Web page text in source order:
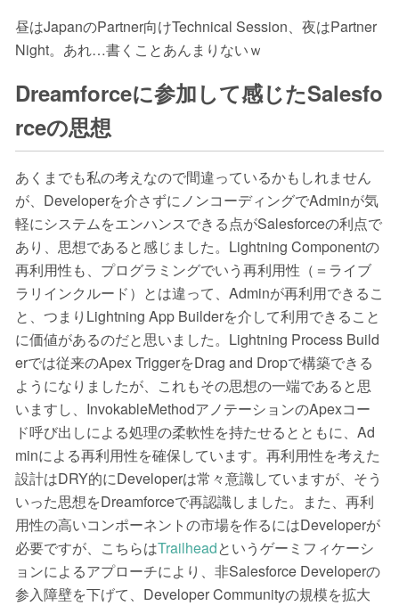
昼はJapanのPartner向けTechnical Session、夜はPartner
Night。あれ…書くことあんまりないｗ
Dreamforceに参加して感じたSalesfo
rceの思想
あくまでも私の考えなので間違っているかもしれません
が、Developerを介さずにノンコーディングでAdminが気
軽にシステムをエンハンスできる点がSalesforceの利点で
あり、思想であると感じました。Lightning Componentの
再利用性も、プログラミングでいう再利用性（＝ライブ
ラリインクルード）とは違って、Adminが再利用できるこ
と、つまりLightning App Builderを介して利用できること
に価値があるのだと思いました。Lightning Process Build
erでは従来のApex TriggerをDrag and Dropで構築できる
ようになりましたが、これもその思想の一端であると思
いますし、InvokableMethodアノテーションのApexコー
ド呼び出しによる処理の柔軟性を持たせるとともに、Ad
minによる再利用性を確保しています。再利用性を考えた
設計はDRY的にDeveloperは常々意識していますが、そう
いった思想をDreamforceで再認識しました。また、再利
用性の高いコンポーネントの市場を作るにはDeveloperが
必要ですが、こちらはTrailheadというゲーミフィケーシ
ョンによるアプローチにより、非Salesforce Developerの
参入障壁を下げて、Developer Communityの規模を拡大